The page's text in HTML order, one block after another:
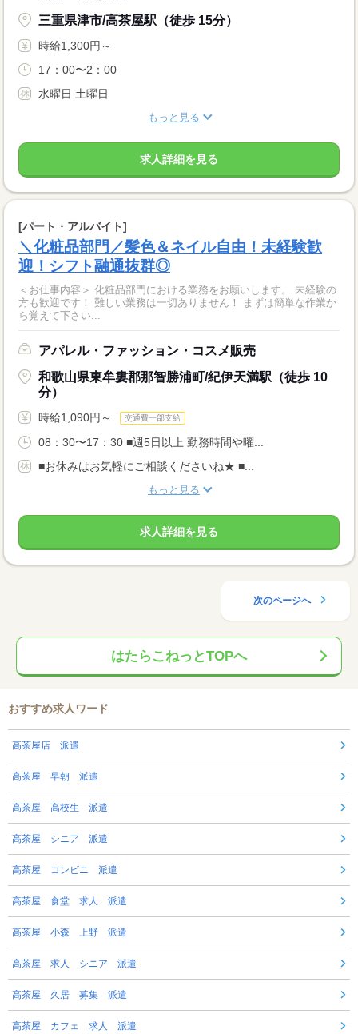
三重県津市/高茶屋駅（徒歩 15分）
時給1,300円～
17：00〜2：00
水曜日 土曜日
もっと見る
求人詳細を見る
[パート・アルバイト]
＼化粧品部門／髪色＆ネイル自由！未経験歓
迎！シフト融通抜群◎
＜お仕事内容＞ 化粧品部門における業務をお願いします。 未経験の
方も歓迎です！ 難しい業務は一切ありません！ まずは簡単な作業か
ら覚えて下さい...
アパレル・ファッション・コスメ販売
和歌山県東牟婁郡那智勝浦町/紀伊天満駅（徒歩 10
分）
時給1,090円～ 交通費一部支給
08：30〜17：30 ■週5日以上 勤務時間や曜...
■お休みはお気軽にご相談くださいね★ ■...
もっと見る
求人詳細を見る
次のページへ
はたらこねっとTOPへ
おすすめ求人ワード
高茶屋店 派遣
高茶屋 早朝 派遣
高茶屋 高校生 派遣
高茶屋 シニア 派遣
高茶屋 コンビニ 派遣
高茶屋 食堂 求人 派遣
高茶屋 小森 上野 派遣
高茶屋 求人 シニア 派遣
高茶屋 久居 募集 派遣
高茶屋 カフェ 求人 派遣